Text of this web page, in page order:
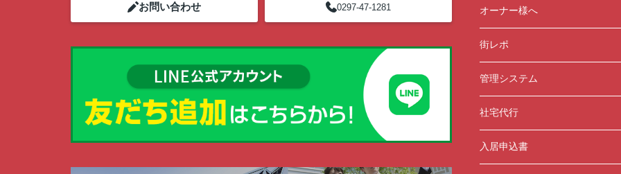
お問い合わせ 0297-47-1281 オーナー様へ
街レポ
管理システム
社宅代行
入居申込書